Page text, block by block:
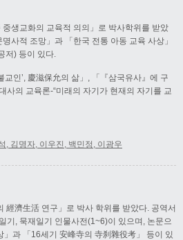
생교화의 교육적 의의」로 박사학위를 받았
사적 조망」과 「한국 전통 아동 교육 사상」
저) 등이 있다.
교인’, 慶滋保允의 삶」, 「『삼국유사』에 구
사의 교육론-“미래의 자기가 현재의 자기를 교
, 김명자, 이우진, 백민정, 이광우
經濟生活 연구」로 박사 학위를 받았다. 공역서
기, 묵재일기 인물사전(1~6)이 있으며, 논문으
과 「16세기 安峰寺의 寺刹雜役考」 등이 있